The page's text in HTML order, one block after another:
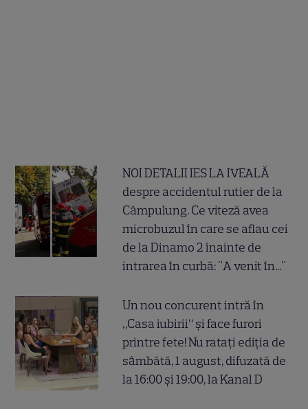
NOI DETALII IES LA IVEALĂ
despre accidentul rutier de la
Câmpulung. Ce viteză avea
microbuzul în care se aflau cei
de la Dinamo 2 înainte de
intrarea în curbă: "A venit în..."
Un nou concurent intră în
„Casa iubirii” și face furori
printre fete! Nu ratați ediția de
sâmbătă, 1 august, difuzată de
la 16:00 și 19:00, la Kanal D